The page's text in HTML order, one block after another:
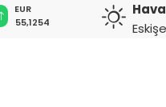
GBP
64,3468
CHF
59,0083